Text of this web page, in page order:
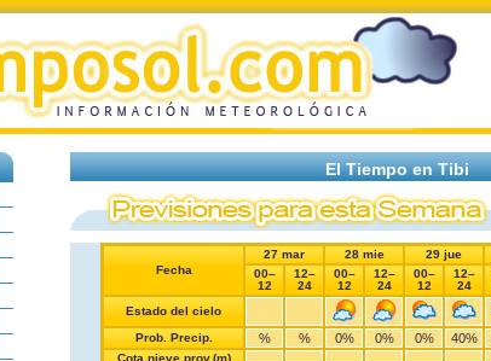
El Tiempo en Tibi
Fecha
27 mar 28 mie 29 jue
00–
12
12–
24
00–
12
12–
24
00–
12
12–
24
Estado del cielo
Prob. Precip.
% % 0% 0% 0% 40%
Cota nieve prov.(m)